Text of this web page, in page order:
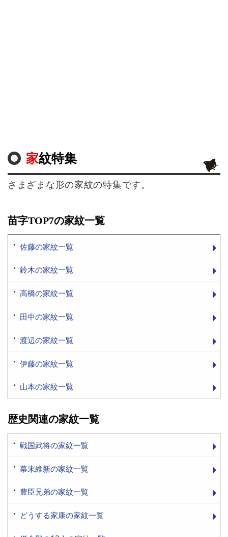
家紋特集
さまざまな形の家紋の特集です。
苗字TOP7の家紋一覧
佐藤の家紋一覧
鈴木の家紋一覧
高橋の家紋一覧
田中の家紋一覧
渡辺の家紋一覧
伊藤の家紋一覧
山本の家紋一覧
歴史関連の家紋一覧
戦国武将の家紋一覧
幕末維新の家紋一覧
豊臣兄弟の家紋一覧
どうする家康の家紋一覧